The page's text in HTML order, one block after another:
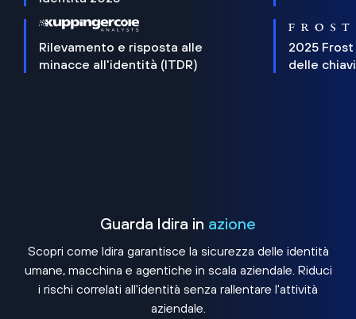
Rilevamento e risposta alle
minacce all'identità (ITDR)
2025 Frost
delle
Guarda Idira in azione
Scopri come Idira garantisce la sicurezza delle identità
umane, macchina e agentiche in scala aziendale. Riduci
i rischi correlati all'identità senza rallentare l'attività
aziendale.